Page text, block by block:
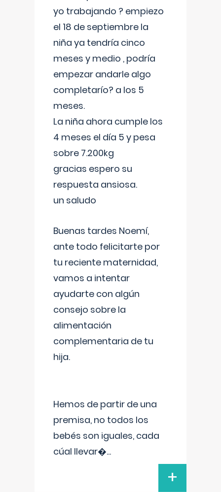
yo trabajando ? empiezo
el 18 de septiembre la
niña ya tendría cinco
meses y medio , podría
empezar andarle algo
completarío? a los 5
meses.
La niña ahora cumple los
4 meses el día 5 y pesa
sobre 7.200kg
gracias espero su
respuesta ansiosa.
un saludo
Buenas tardes Noemí,
ante todo felicitarte por
tu reciente maternidad,
vamos a intentar
ayudarte con algún
consejo sobre la
alimentación
complementaria de tu
hija.
Hemos de partir de una
premisa, no todos los
bebés son iguales, cada
cúal llevar�...
+